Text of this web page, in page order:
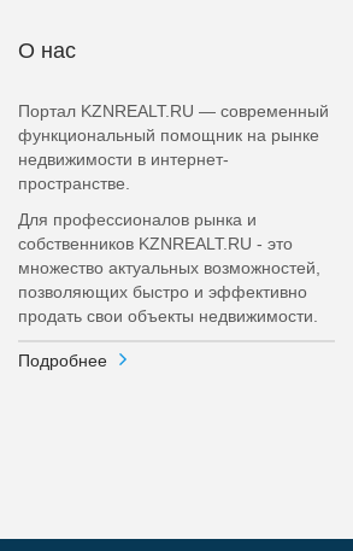
О нас
Портал KZNREALT.RU — современный
функциональный помощник на рынке
недвижимости в интернет-
пространстве.
Для профессионалов рынка и
собственников KZNREALT.RU - это
множество актуальных возможностей,
позволяющих быстро и эффективно
продать свои объекты недвижимости.
Подробнее